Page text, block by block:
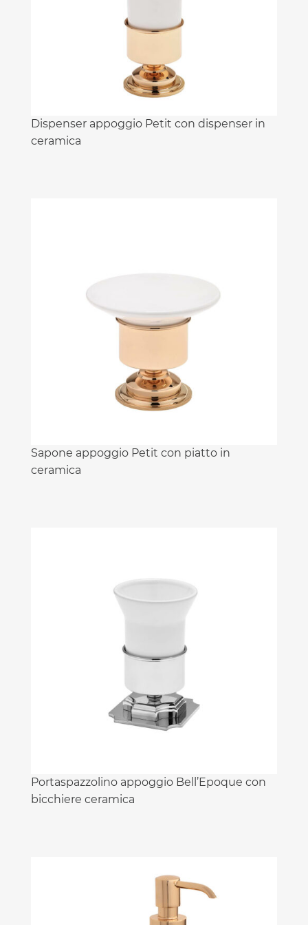
Dispenser appoggio Petit con dispenser in
ceramica
Sapone appoggio Petit con piatto in
ceramica
Portaspazzolino appoggio Bell’Epoque con
bicchiere ceramica